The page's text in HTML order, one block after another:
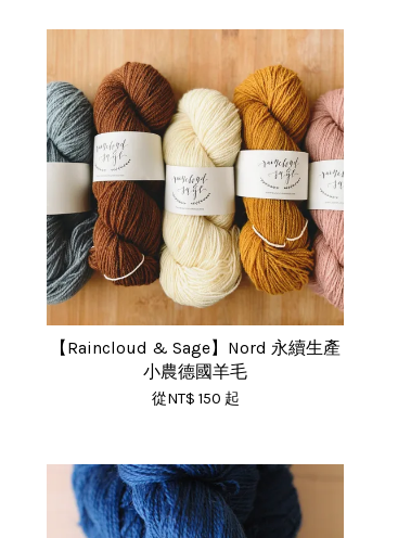
【Raincloud & Sage】Nord 永續生產
小農德國羊毛
從NT$ 150 起